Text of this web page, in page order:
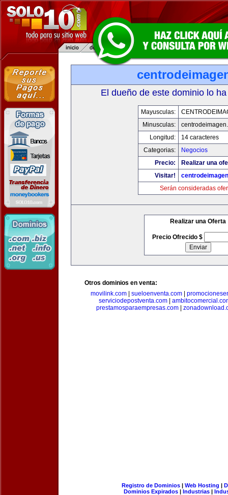
El dueño de este dominio lo
Mayusculas:
Minusculas:
Longitud:
14 caracteres
Categorias:
Negocios
Precio:
Realizar una
Visitar!
Serán consideradas
Realizar una Oferta
Precio Ofrecido $
Otros dominios en venta:
movilink.com
sueloenventa.com
serviciodepostventa.com
prestamosparaempresas.com
Registro de Dominios| Web Hosting |
Dominios Expirados | Industrias |